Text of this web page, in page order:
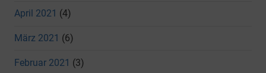
April 2021 (4)
März 2021 (6)
Februar 2021 (3)